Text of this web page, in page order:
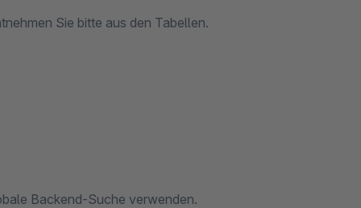
Sie bitte aus den Tabellen.
Backend-Suche verwenden.